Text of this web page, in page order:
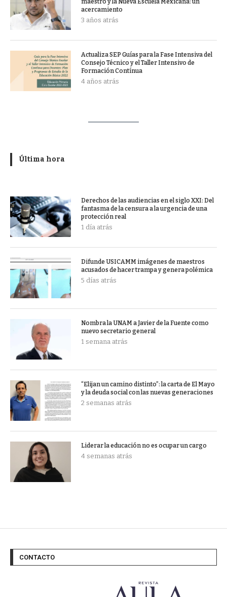
maestro y la Nueva Escuela Mexicana: un
acercamiento
3 años atrás
Actualiza SEP Guías para la Fase Intensiva del
Consejo Técnico y el Taller Intensivo de
Formación Contínua
4 años atrás
Última hora
Derechos de las audiencias en el siglo XXI: Del
fantasma de la censura a la urgencia de una
protección real
1 día atrás
Difunde USICAMM imágenes de maestros
acusados de hacer trampa y genera polémica
5 días atrás
Nombra la UNAM a Javier de la Fuente como
nuevo secretario general
1 semana atrás
“Elijan un camino distinto”: la carta de El Mayo
y la deuda social con las nuevas generaciones
2 semanas atrás
Liderar la educación no es ocupar un cargo
4 semanas atrás
CONTACTO